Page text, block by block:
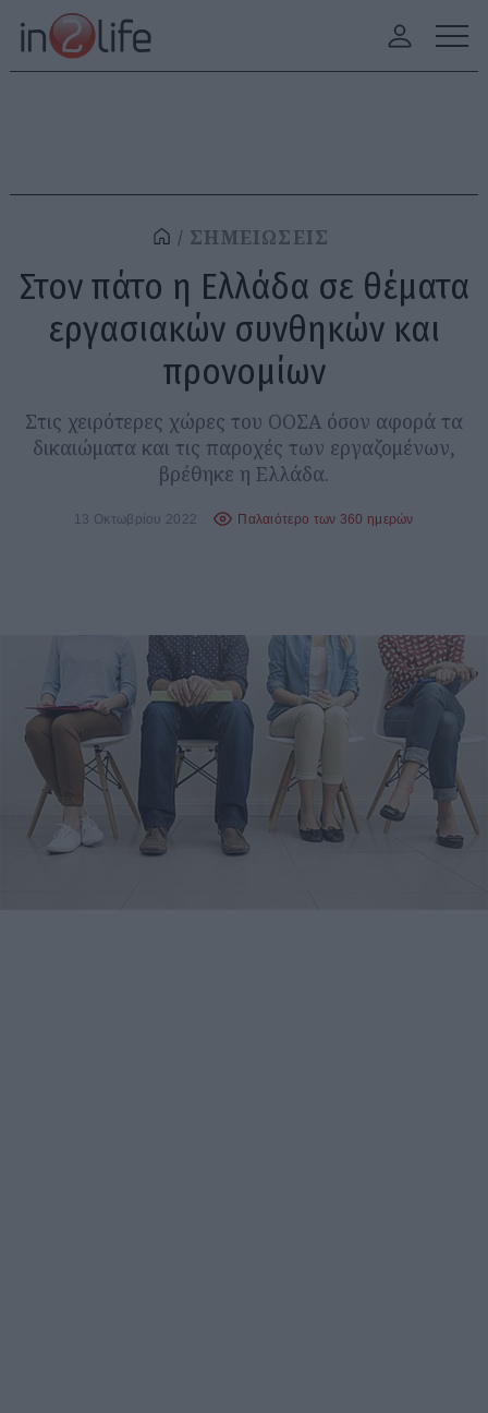
ΣΗΜΕΙΩΣΕΙΣ
Στον πάτο η Ελλάδα σε θέματα
εργασιακών συνθηκών και
προνομίων
Στις χειρότερες χώρες του ΟΟΣΑ όσον αφορά τα
δικαιώματα και τις παροχές των εργαζομένων,
βρέθηκε η Ελλάδα.
13 Οκτωβρίου 2022 Παλαιότερο των 360 ημερών